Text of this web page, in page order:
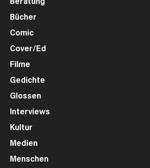
Bücher
Comic
Cover/Ed
Filme
Gedichte
Glossen
Interviews
Kultur
Medien
Menschen